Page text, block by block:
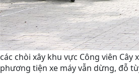
các chòi xây khu vực Công viên
phương tiện xe máy vẫn dừng, đỗ